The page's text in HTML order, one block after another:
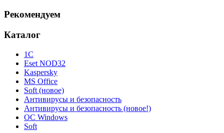
Рекомендуем
Каталог
1С
Eset NOD32
Kaspersky
MS Office
Soft (новое)
Антивирусы и безопасность
Антивирусы и безопасность (новое!)
ОС Windows
Soft